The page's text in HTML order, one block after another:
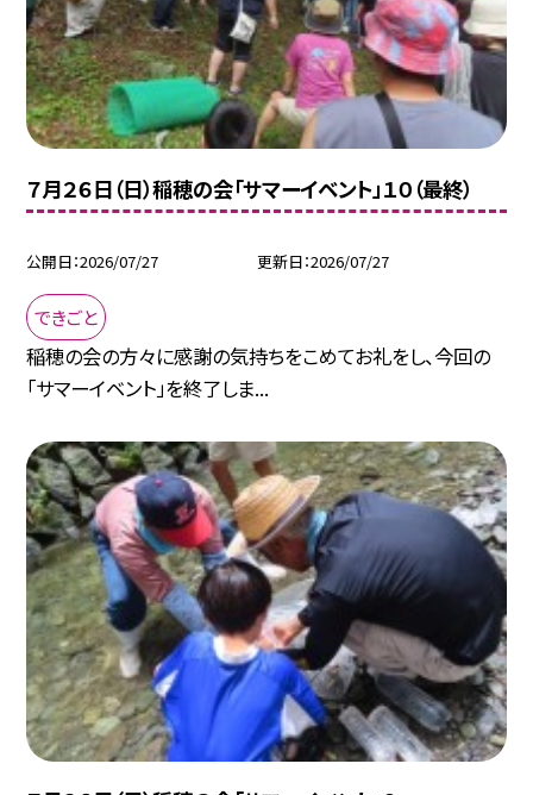
７月２６日（日）稲穂の会「サマーイベント」１０（最終）
公開日 2026/07/27 更新日 2026/07/27
できごと
稲穂の会の方々に感謝の気持ちをこめてお礼をし、今回の
「サマーイベント」を終了しま...